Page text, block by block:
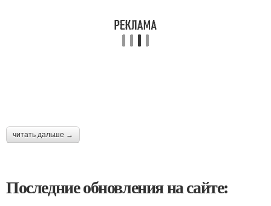
читать дальше →
Последние обновления на сайте: